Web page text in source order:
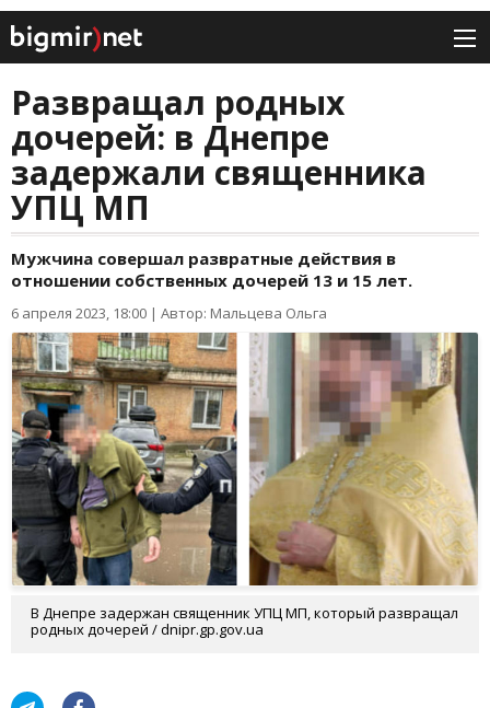
Развращал родных
дочерей: в Днепре
задержали священника
УПЦ МП
Мужчина совершал развратные действия в
отношении собственных дочерей 13 и 15 лет.
6 апреля 2023, 18:00 | Автор: Мальцева Ольга
В Днепре задержан священник УПЦ МП, который развращал
родных дочерей / dnipr.gp.gov.ua